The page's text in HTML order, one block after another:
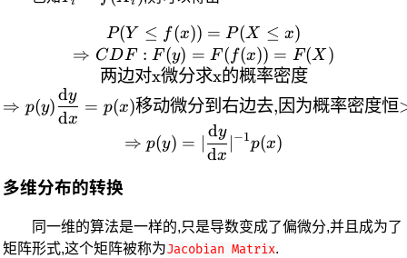
P(Y\le f(x)) = P(X \le
P(Y ≤ f(x)) = P(X ≤ x)
⇒ CDF : F (y) = F( f(x)) = F(X )
两边对x微分求x的概率密度
⇒ p(y)
dx
dy
= p(x)移动微分到右边去,因为概率密度恒
⇒ p(y) =
dx
dy −1p(x)
多维分布的转换
同一维的算法是一样的,只是导数变成了偏微分,并且成为了
矩阵形式,这个矩阵被称为Jacobian Matrix.